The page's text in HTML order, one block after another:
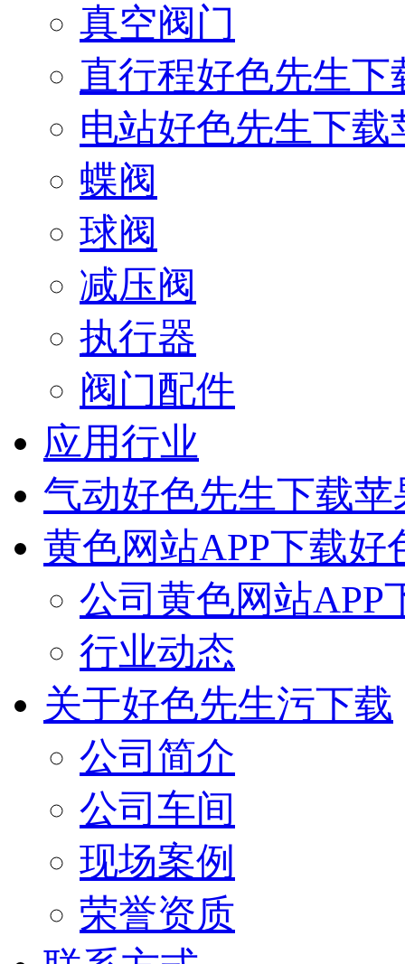
真空阀门
直行程好色先生
电站好色先生下
蝶阀
球阀
减压阀
执行器
阀门配件
应用行业
气动好色先生下载
黄色网站APP下载好
公司黄色网站APP
行业动态
关于好色先生污下载
公司简介
公司车间
现场案例
荣誉资质